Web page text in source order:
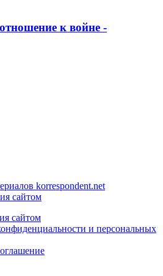
к войне -
korrespondent.net
сайтом
сайтом
и персональных